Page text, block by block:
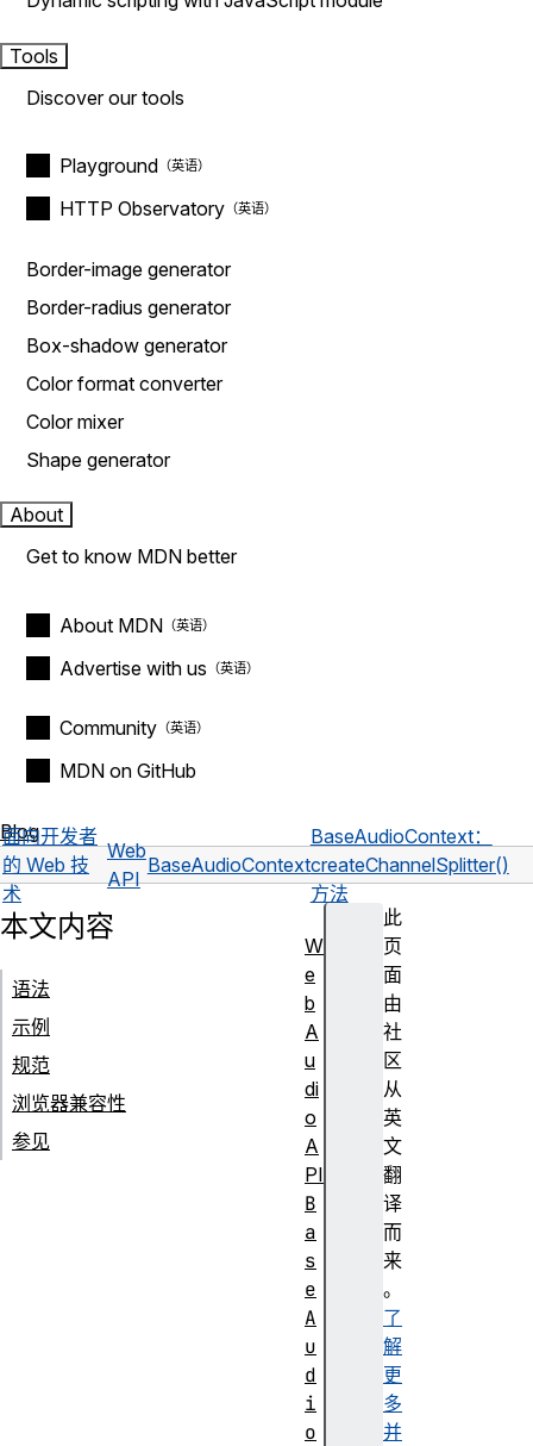
Tools
Discover our tools
Playground
HTTP Observatory
Border-image generator
Border-radius generator
Box-shadow generator
Color format converter
Color mixer
Shape generator
About
Get to know MDN better
About MDN
Advertise with us
Community
MDN on GitHub
Blog
面向开发者
的 Web 技
术
Web
API
BaseAudioContext
BaseAudioContext：
createChannelSplitter()
方法
此
页
面
由
社
区
从
英
文
翻
译
而
来
。
了
解
更
多
并
本文内容
语法
示例
规范
浏览器兼容性
参见
W
e
b
A
u
di
o
A
PI
B
a
s
e
A
u
d
i
o